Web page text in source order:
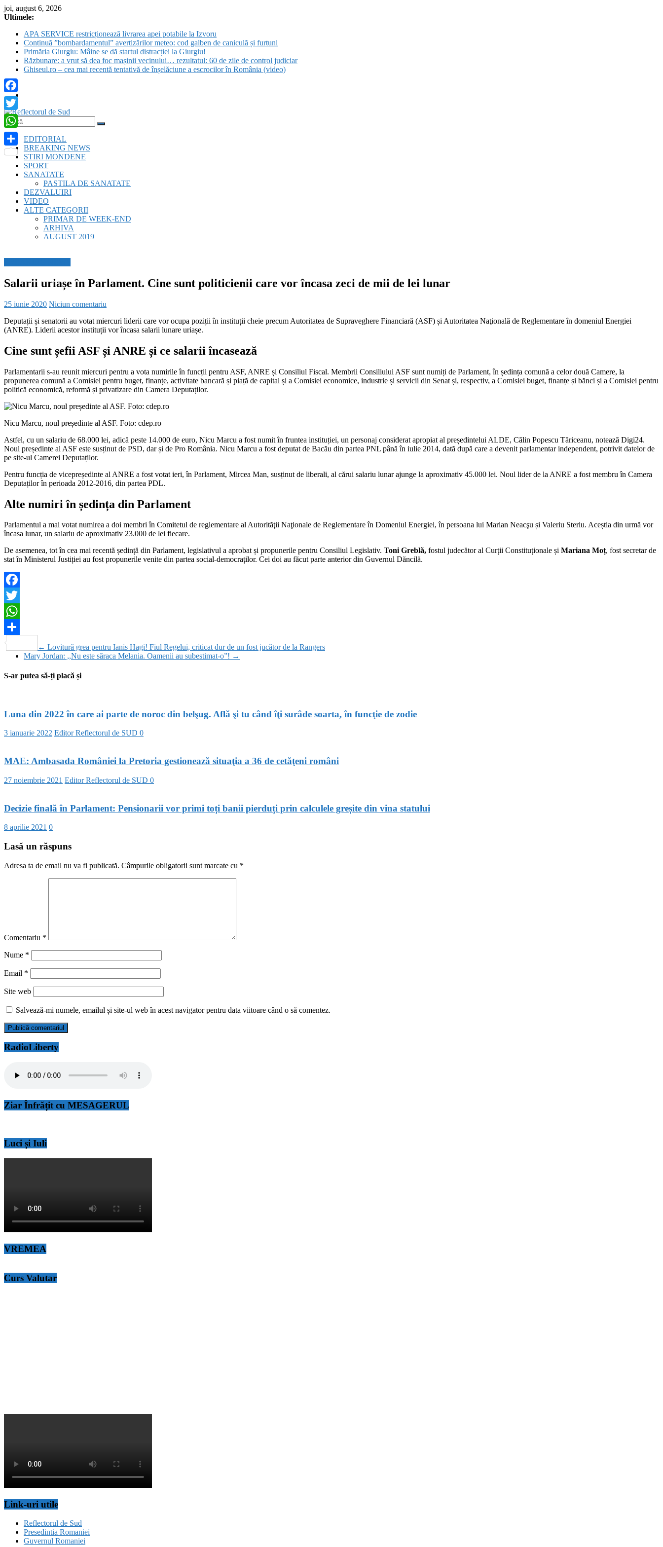
Skip
to
joi, august 6, 2026
Ultimele:
APA SERVICE restricționează livrarea apei potabile la Izvoru
Continuă ”bombardamentul” avertizărilor meteo: cod galben de caniculă și furtuni
Primăria Giurgiu: Mâine se dă startul distracției la Giurgiu!
Răzbunare: a vrut să dea foc mașinii vecinului… rezultatul: 60 de zile de control judiciar
Ghiseul.ro – cea mai recentă tentativă de înșelăciune a escrocilor în România (video)
Reflectorul
de
Sud
EDITORIAL
BREAKING NEWS
STIRI MONDENE
SPORT
SANATATE
PASTILA DE SANATATE
DEZVALUIRI
VIDEO
ALTE CATEGORII
PRIMAR DE WEEK-END
ARHIVA
AUGUST 2019
Salarii uriașe în Parlament. Cine sunt politicienii care vor încasa zeci de mii de lei lunar
25 iunie 2020 Niciun comentariu
Deputații și senatorii au votat miercuri liderii care vor ocupa poziții în instituții cheie precum Autoritatea de Supraveghere Financiară (ASF) și Autoritatea Naţională de Reglementare în domeniul Energiei
(ANRE). Liderii acestor instituții vor încasa salarii lunare uriașe.
Cine sunt șefii ASF și ANRE și ce salarii încasează
Parlamentarii s-au reunit miercuri pentru a vota numirile în funcții pentru ASF, ANRE și Consiliul Fiscal. Membrii Consiliului ASF sunt numiți de Parlament, în ședința comună a celor două Camere, la
propunerea comună a Comisiei pentru buget, finanțe, activitate bancară și piață de capital și a Comisiei economice, industrie și servicii din Senat și, respectiv, a Comisiei buget, finanțe și bănci și a Comisiei pentru
politică economică, reformă și privatizare din Camera Deputaților.
Nicu Marcu, noul președinte al ASF. Foto: cdep.ro
Astfel, cu un salariu de 68.000 lei, adică peste 14.000 de euro, Nicu Marcu a fost numit în fruntea instituției, un personaj considerat apropiat al președintelui ALDE, Călin Popescu Tăriceanu, notează Digi24.
Noul președinte al ASF este susținut de PSD, dar și de Pro România. Nicu Marcu a fost deputat de Bacău din partea PNL până în iulie 2014, dată după care a devenit parlamentar independent, potrivit datelor de
pe site-ul Camerei Deputaților.
Pentru funcția de vicepreședinte al ANRE a fost votat ieri, în Parlament, Mircea Man, susținut de liberali, al cărui salariu lunar ajunge la aproximativ 45.000 lei. Noul lider de la ANRE a fost membru în Camera
Deputaților în perioada 2012-2016, din partea PDL.
Alte numiri în ședința din Parlament
Parlamentul a mai votat numirea a doi membri în Comitetul de reglementare al Autorităţii Naţionale de Reglementare în Domeniul Energiei, în persoana lui Marian Neacşu și Valeriu Steriu. Aceștia din urmă vor
încasa lunar, un salariu de aproximativ 23.000 de lei fiecare.
De asemenea, tot în cea mai recentă ședință din Parlament, legislativul a aprobat și propunerile pentru Consiliul Legislativ. Toni Greblă, fostul judecător al Curții Constituționale și Mariana Moț, fost secretar de
stat în Ministerul Justiției au fost propunerile venite din partea social-democraților. Cei doi au făcut parte anterior din Guvernul Dăncilă.
Facebook
Twitter
WhatsApp
Partajează
← Lovitură grea pentru Ianis Hagi! Fiul Regelui, criticat dur de un fost jucător de la Rangers
Mary Jordan: ,,Nu este săraca Melania. Oamenii au subestimat-o”! →
S-ar putea să-ți placă și
Luna din 2022 în care ai parte de noroc din belşug. Află şi tu când îţi surâde soarta, în funcţie de zodie
3 ianuarie 2022 Editor Reflectorul de SUD 0
MAE: Ambasada României la Pretoria gestionează situaţia a 36 de cetăţeni români
27 noiembrie 2021 Editor Reflectorul de SUD 0
Decizie finală în Parlament: Pensionarii vor primi toți banii pierduți prin calculele greșite din vina statului
8 aprilie 2021 0
Lasă un răspuns
Adresa ta de email nu va fi publicată. Câmpurile obligatorii sunt marcate cu *
Comentariu *
Nume *
Email *
Site web
Salvează-mi numele, emailul și site-ul web în acest navigator pentru data viitoare când o să comentez.
RadioLiberty
Ziar Înfrățit cu MESAGERUL
Luci și Iuli
VREMEA
Curs Valutar
Link-uri utile
Reflectorul de Sud
Presedintia Romaniei
Guvernul Romaniei
Facebook
Twitter
WhatsApp
Partajează